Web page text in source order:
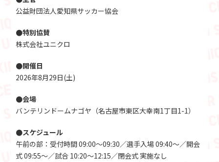
公益財団法人愛知県サッカー協会
●特別協賛
株式会社ユニクロ
●開催日
2026年8月29日(土)
●会場
バンテリンドームナゴヤ（名古屋市東区大幸南1丁目1-1）
●スケジュール
午前の部：受付時間 09:00～09:30／選手入場 09:40～／開会
式 09:55～／試合 10:20～12:15／閉会式 実施なし